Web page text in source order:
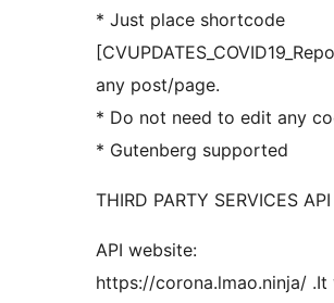
* Just place shortcode
any post/page.
* Do not need to edit any
* Gutenberg supported
THIRD PARTY SERVICES API
API website:
https://corona.lmao.ninja/ .It